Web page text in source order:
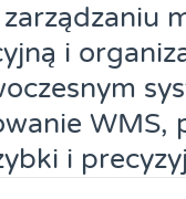
i
WMS,
i